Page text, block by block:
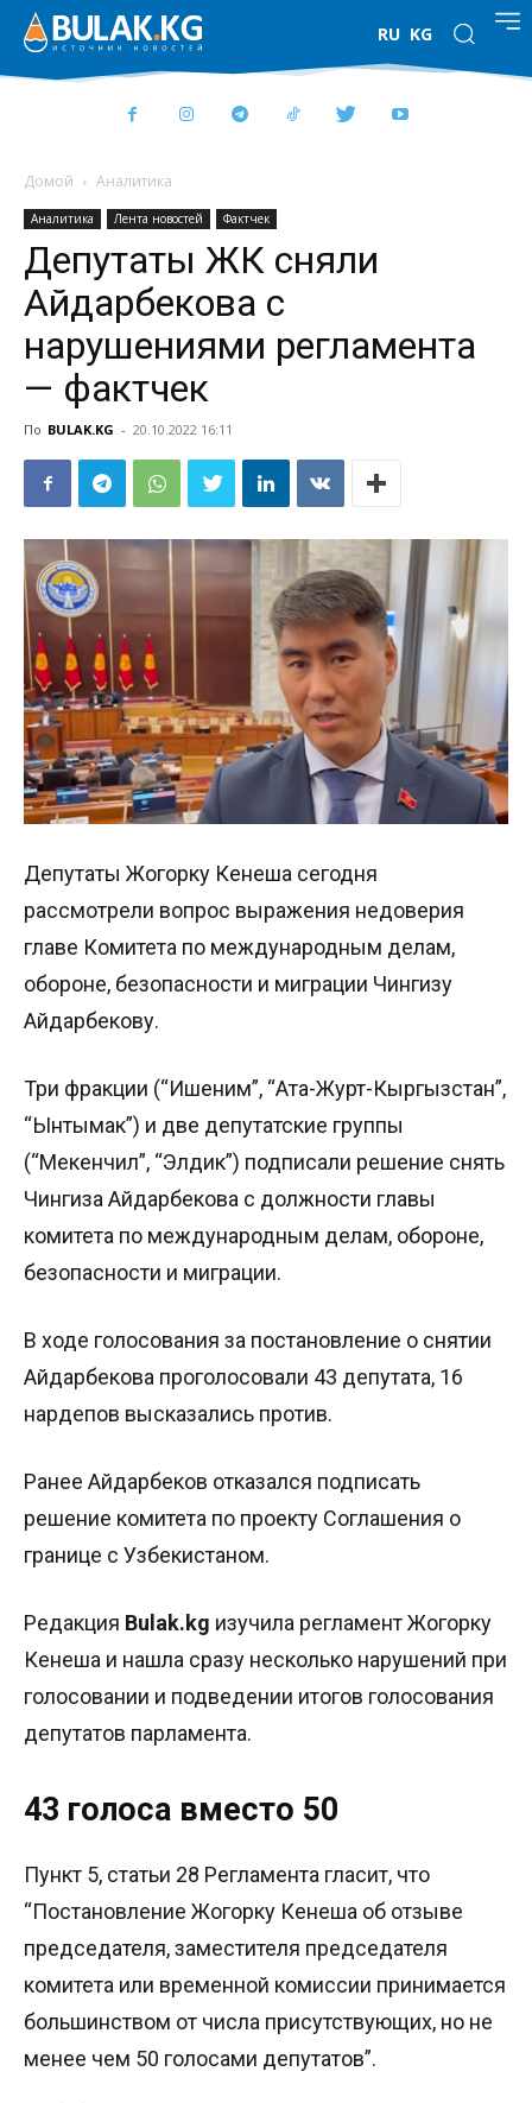
RU KG
Домой Аналитика
Аналитика Лента новостей Фактчек
Депутаты ЖК сняли
Айдарбекова с
нарушениями регламента
— фактчек
По BULAK.KG - 20.10.2022 16:11
Депутаты Жогорку Кенеша сегодня
рассмотрели вопрос выражения недоверия
главе Комитета по международным делам,
обороне, безопасности и миграции Чингизу
Айдарбекову.
Три фракции (“Ишеним”, “Ата-Журт-Кыргызстан”,
“Ынтымак”) и две депутатские группы
(“Мекенчил”, “Элдик”) подписали решение снять
Чингиза Айдарбекова с должности главы
комитета по международным делам, обороне,
безопасности и миграции.
В ходе голосования за постановление о снятии
Айдарбекова проголосовали 43 депутата, 16
нардепов высказались против.
Ранее Айдарбеков отказался подписать
решение комитета по проекту Соглашения о
границе с Узбекистаном.
Редакция Bulak.kg изучила регламент Жогорку
Кенеша и нашла сразу несколько нарушений при
голосовании и подведении итогов голосования
депутатов парламента.
43 голоса вместо 50
Пункт 5, статьи 28 Регламента гласит, что
“Постановление Жогорку Кенеша об отзыве
председателя, заместителя председателя
комитета или временной комиссии принимается
большинством от числа присутствующих, но не
менее чем 50 голосами депутатов”.